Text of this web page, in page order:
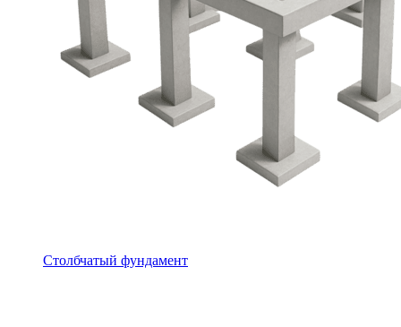
Столбчатый фундамент